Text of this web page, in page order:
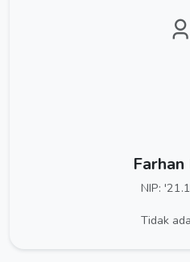
Farhan
NIP:
Tidak